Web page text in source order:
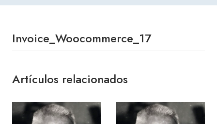
Invoice_Woocommerce_17
Artículos relacionados